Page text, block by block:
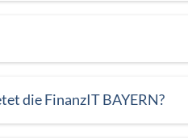
die FinanzIT BAYERN?